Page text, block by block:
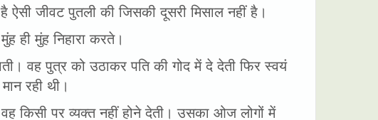
ऐसी जीवट पुतली की जिसकी दूसरी मिसाल नहीं है।
ही मुंह निहारा करते।
वह पुत्र को उठाकर पति की गोद में दे देती फिर स्वयं
रही थी।
किसी पर व्यक्त नहीं होने देती। उसका ओज लोगों में